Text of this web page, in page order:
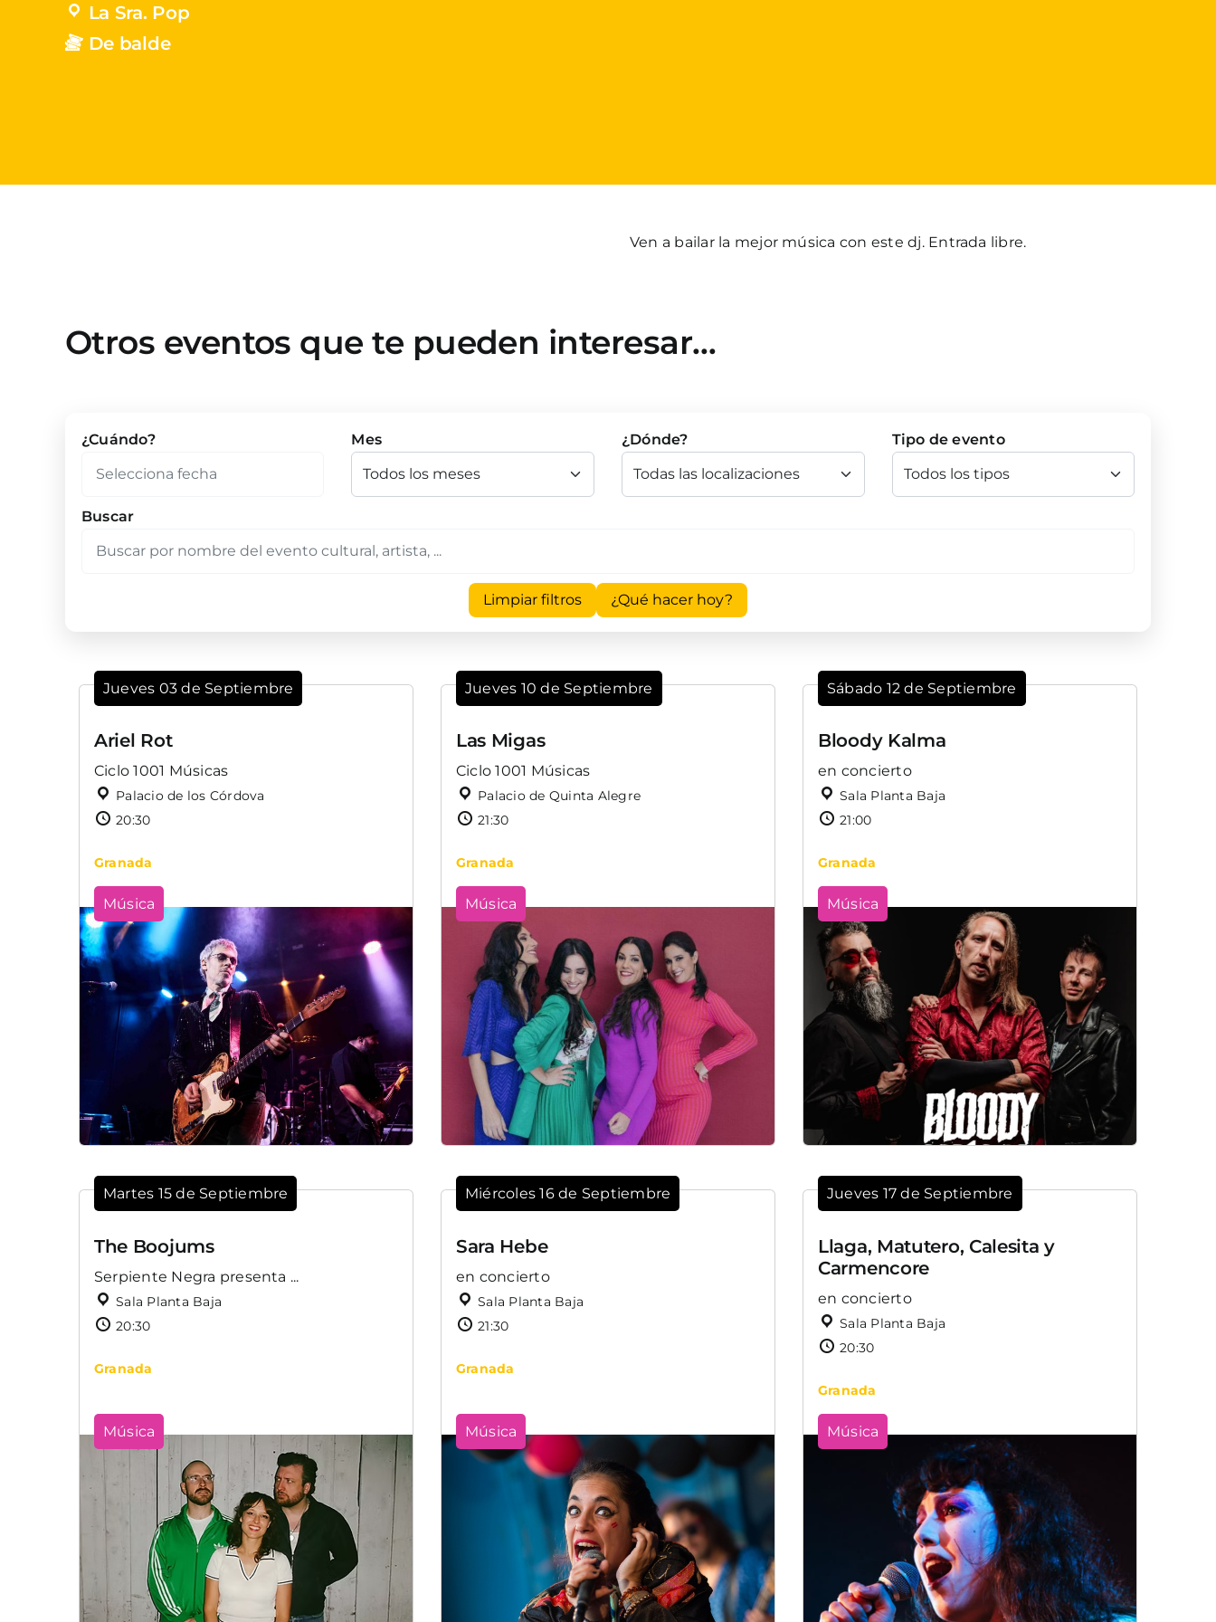
La Sra. Pop
De balde
Ven a bailar la mejor música con este dj. Entrada libre.
Otros eventos que te pueden interesar…
¿Cuándo? Mes ¿Dónde? Tipo de evento
Buscar
Limpiar filtros ¿Qué hacer hoy?
Jueves 03 de Septiembre
Ariel Rot
Ciclo 1001 Músicas
Palacio de los Córdova
20:30
Granada
Música
Jueves 10 de Septiembre
Las Migas
Ciclo 1001 Músicas
Palacio de Quinta Alegre
21:30
Granada
Música
Sábado 12 de Septiembre
Bloody Kalma
en concierto
Sala Planta Baja
21:00
Granada
Música
Martes 15 de Septiembre
The Boojums
Serpiente Negra presenta ...
Sala Planta Baja
20:30
Granada
Música
Miércoles 16 de Septiembre
Sara Hebe
en concierto
Sala Planta Baja
21:30
Granada
Música
Jueves 17 de Septiembre
Llaga, Matutero, Calesita y
Carmencore
en concierto
Sala Planta Baja
20:30
Granada
Música